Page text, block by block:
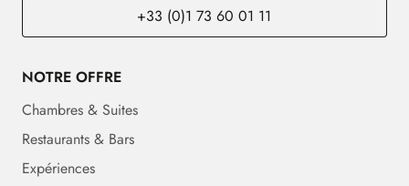
+33 (0)1 73 60 01 11
NOTRE OFFRE
Chambres & Suites
Restaurants & Bars
Expériences